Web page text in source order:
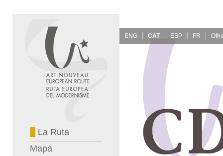
La Ruta
Mapa
ENG CAT ESP FR